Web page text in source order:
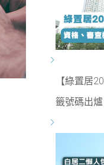
【綠置居
籤號碼出